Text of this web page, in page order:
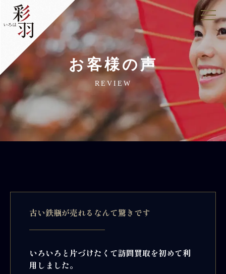
お客様の声
REVIEW
古い鉄瓶が売れるなんて驚きです
いろいろと片づけたくて訪問買取を初めて利
用しました。